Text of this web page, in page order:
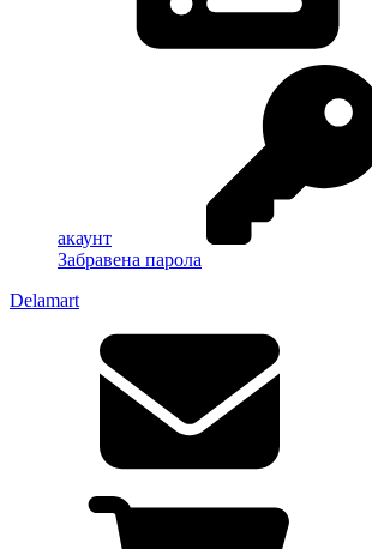
акаунт
Забравена парола
Delamart